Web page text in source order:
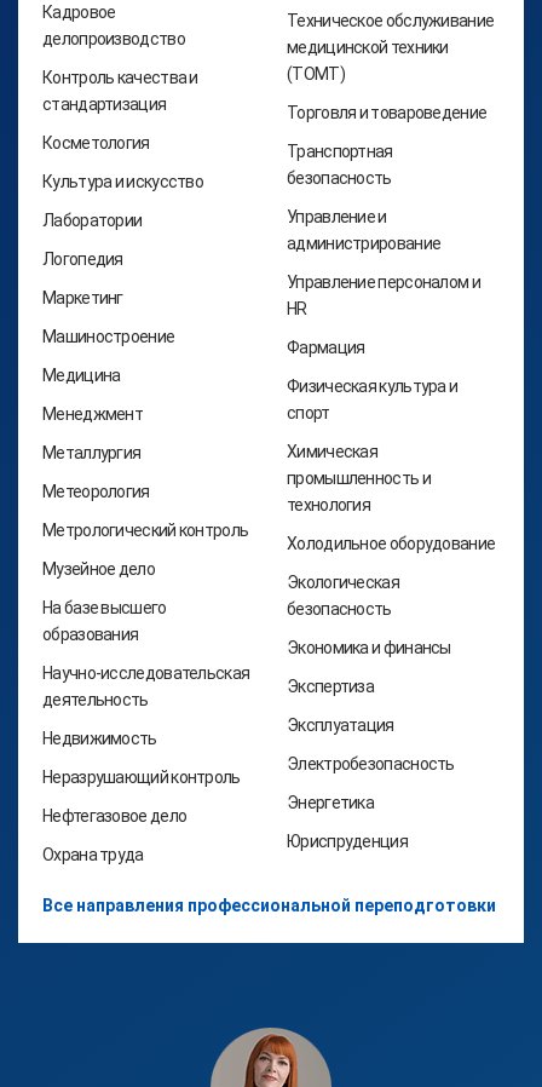
Кадровое
делопроизводство
Контроль качества и
стандартизация
Косметология
Культура и искусство
Лаборатории
Логопедия
Маркетинг
Машиностроение
Медицина
Менеджмент
Металлургия
Метеорология
Метрологический контроль
Музейное дело
На базе высшего
образования
Научно-исследовательская
деятельность
Недвижимость
Неразрушающий контроль
Нефтегазовое дело
Охрана труда
Техническое обслуживание
медицинской техники
(ТОМТ)
Торговля и товароведение
Транспортная
безопасность
Управление и
администрирование
Управление персоналом и
HR
Фармация
Физическая культура и
спорт
Химическая
промышленность и
технология
Холодильное оборудование
Экологическая
безопасность
Экономика и финансы
Экспертиза
Эксплуатация
Электробезопасность
Энергетика
Юриспруденция
Все направления профессиональной переподготовки